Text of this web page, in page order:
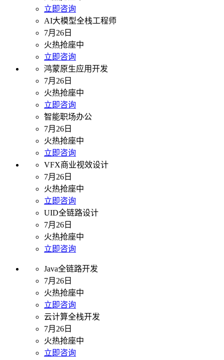
立即咨询
AI大模型全栈工程师
7月26日
火热抢座中
立即咨询
鸿蒙原生应用开发
7月26日
火热抢座中
立即咨询
智能职场办公
7月26日
火热抢座中
立即咨询
VFX商业视效设计
7月26日
火热抢座中
立即咨询
UID全链路设计
7月26日
火热抢座中
立即咨询
Java全链路开发
7月26日
火热抢座中
立即咨询
云计算全栈开发
7月26日
火热抢座中
立即咨询